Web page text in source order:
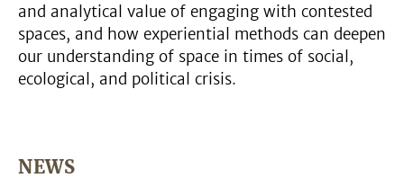
and analytical value of engaging with contested
spaces, and how experiential methods can deepen
our understanding of space in times of social,
ecological, and political crisis.
NEWS